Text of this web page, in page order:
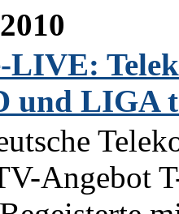
LIVE:
und LIGA
Angebot